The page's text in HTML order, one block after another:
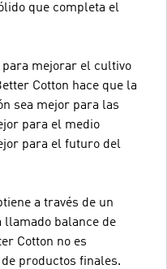
que completa el
para mejorar el cultivo
Cotton hace que la
sea mejor para las
para el medio
para el futuro del
a través de un
llamado balance de
Cotton no es
productos finales.